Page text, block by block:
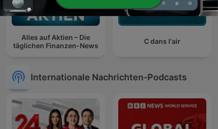
Alles auf Aktien – Die
täglichen Finanzen-News
C dans l'air
Internationale Nachrichten-Podcasts